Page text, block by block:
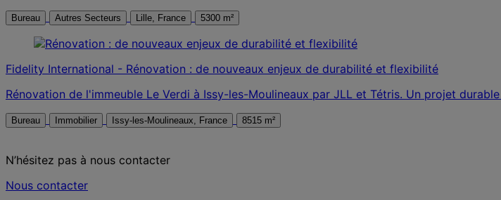
Bureau Autres Secteurs Lille, France 5300 m²
Fidelity International - Rénovation : de nouveaux enjeux de durabilité et flexibilité
Rénovation de l'immeuble Le Verdi à Issy-les-Moulineaux par JLL et Tétris. Un projet
Bureau Immobilier Issy-les-Moulineaux, France 8515 m²
N’hésitez pas à nous contacter
Nous contacter